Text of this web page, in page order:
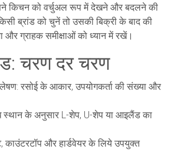
किचन को वर्चुअल रूप में देखने और बदलने की
ब्रांड को चुनें तो उसकी बिक्री के बाद की
और ग्राहक समीक्षाओं को ध्यान में रखें।
चरण दर चरण
रसोई के आकार, उपयोगकर्ता की संख्या और
के अनुसार L-शेप, U-शेप या आइलैंड का
काउंटरटॉप और हार्डवेयर के लिये उपयुक्त